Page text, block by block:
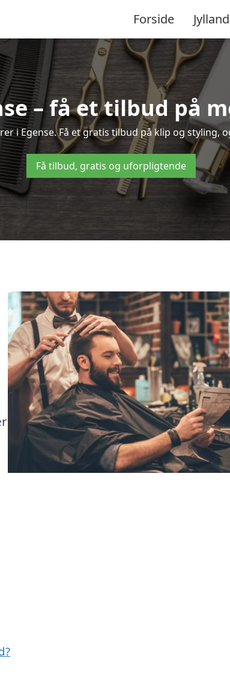
Forside Jylland
– få et tilbud på
i Egense. Få et gratis tilbud på klip og styling,
Få tilbud, gratis og uforpligtende